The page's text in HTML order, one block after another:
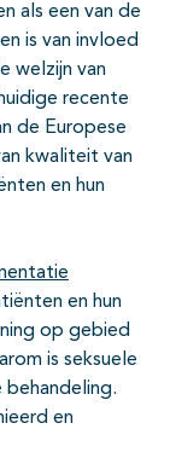
als een van de
is van invloed
welzijn van
recente
de Europese
kwaliteit van
en hun
en hun
op gebied
is seksuele
en